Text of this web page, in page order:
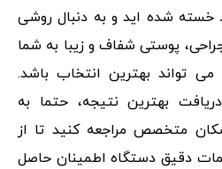
خسته شده اید و به دنبال روشی
پوستی شفاف و زیبا به شما
تواند بهترین انتخاب باشد.
بهترین نتیجه، حتما به
متخصص مراجعه کنید تا از
دقیق دستگاه اطمینان حاصل